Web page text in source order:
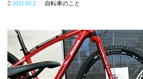
2021.03.2 自転車のこと